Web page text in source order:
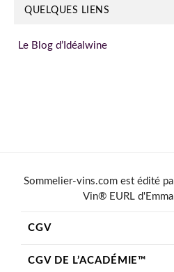
QUELQUES LIENS
Le Blog d’Idéalwine
Sommelier-vins.com est édité
Vin® EURL
CGV
CGV DE L’ACADÉMIE™